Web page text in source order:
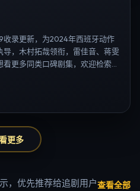
收录更新，为2024年西班牙动作
导，木村拓哉领衔，雷佳音、蒋雯
看更多同类口碑剧集，欢迎检索
电视剧、韩剧全集、日剧高清等
更多
，优先推荐给追剧用户查看全部